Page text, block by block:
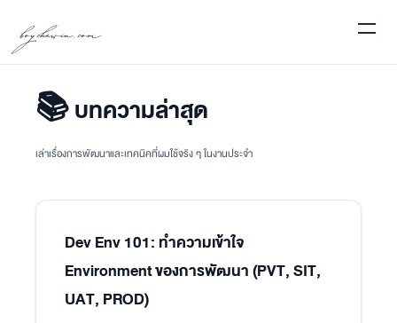
boychawin.com
📚 บทความล่าสุด
เล่าเรื่องการพัฒนาและเทคนิคที่ผมใช้จริง ๆ ในงานประจำ
Dev Env 101: ทำความเข้าใจ
Environment ของการพัฒนา (PVT, SIT,
UAT, PROD)